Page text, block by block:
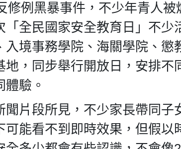
修例黑暴事件，不少年青人
「全民國家安全教育日」不
入境事務學院、海關學院、
地，同步舉行開放日，安排
體驗。
聞片段所見，不少家長帶同
可能看不到即時效果，但假